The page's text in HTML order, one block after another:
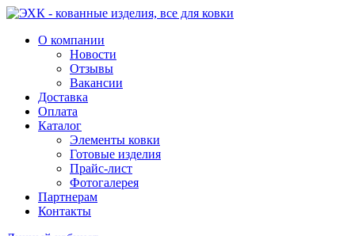
О компании
Новости
Отзывы
Вакансии
Доставка
Оплата
Каталог
Элементы ковки
Готовые изделия
Прайс-лист
Фотогалерея
Партнерам
Контакты